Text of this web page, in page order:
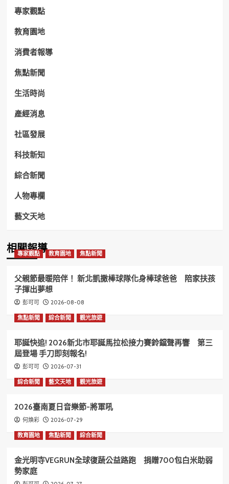
專家觀點
教育園地
消費者報導
焦點新聞
生活時尚
產經消息
社區發展
科技新知
綜合新聞
人物專欄
藝文天地
相關報導
專家觀點 教育園地 焦點新聞
父親節最暖陪伴！ 新北凱撒棒球隊化身棒球爸爸 陪家扶孩
子揮出夢想
彭可可 2026-08-08
焦點新聞 綜合新聞 觀光旅遊
耶誕快追! 2026新北市耶誕馬拉松接力賽鈴鐺聲再響 第三
屆登場 手刀即刻報名!
彭可可 2026-07-31
綜合新聞 藝文天地 觀光旅遊
2026臺南夏日音樂節-將軍吼
何煥彩 2026-07-29
教育園地 焦點新聞 綜合新聞
金光明寺VEGRUN全球復蔬公益路跑 捐贈700包白米助弱
勢家庭